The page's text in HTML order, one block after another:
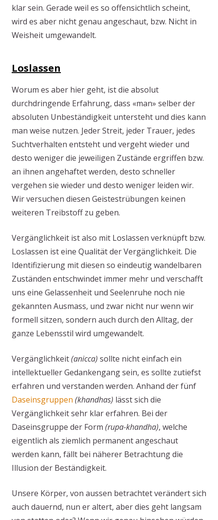
klar sein. Gerade weil es so offensichtlich scheint,
wird es aber nicht genau angeschaut, bzw. Nicht in
Weisheit umgewandelt.
Loslassen
Worum es aber hier geht, ist die absolut
durchdringende Erfahrung, dass «man» selber der
absoluten Unbeständigkeit untersteht und dies kann
man weise nutzen. Jeder Streit, jeder Trauer, jedes
Suchtverhalten entsteht und vergeht wieder und
desto weniger die jeweiligen Zustände ergriffen bzw.
an ihnen angehaftet werden, desto schneller
vergehen sie wieder und desto weniger leiden wir.
Wir versuchen diesen Geistestrübungen keinen
weiteren Treibstoff zu geben.
Vergänglichkeit ist also mit Loslassen verknüpft bzw.
Loslassen ist eine Qualität der Vergänglichkeit. Die
Identifizierung mit diesen so eindeutig wandelbaren
Zuständen entschwindet immer mehr und verschafft
uns eine Gelassenheit und Seelenruhe noch nie
gekannten Ausmass, und zwar nicht nur wenn wir
formell sitzen, sondern auch durch den Alltag, der
ganze Lebensstil wird umgewandelt.
Vergänglichkeit(anicca) sollte nicht einfach ein
intellektueller Gedankengang sein, es sollte zutiefst
erfahren und verstanden werden. Anhand der fünf
Daseinsgruppen (khandhas) lässt sich die
Vergänglichkeit sehr klar erfahren. Bei der
Daseinsgruppe der Form (rupa-khandha), welche
eigentlich als ziemlich permanent angeschaut
werden kann, fällt bei näherer Betrachtung die
Illusion der Beständigkeit.
Unsere Körper, von aussen betrachtet verändert sich
auch dauernd, nun er altert, aber dies geht langsam